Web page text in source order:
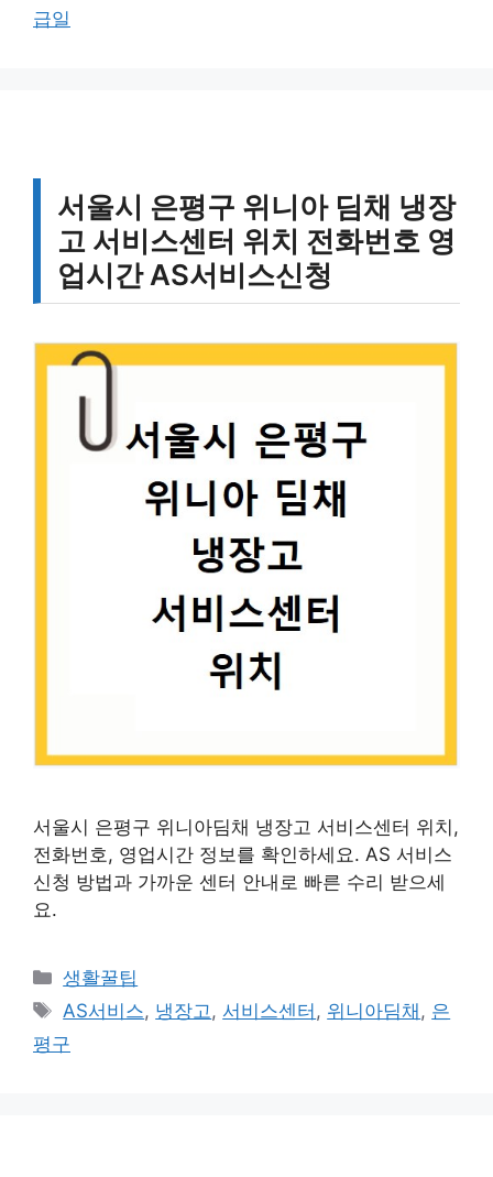
리
그
급일
서울시 은평구 위니아 딤채 냉장
고 서비스센터 위치 전화번호 영
업시간 AS서비스신청
서울시 은평구 위니아딤채 냉장고 서비스센터 위치,
전화번호, 영업시간 정보를 확인하세요. AS 서비스
신청 방법과 가까운 센터 안내로 빠른 수리 받으세
요.
카
테
리
생활꿀팁
태
그
AS서비스, 냉장고, 서비스센터 , 위니아딤채 , 은
평구